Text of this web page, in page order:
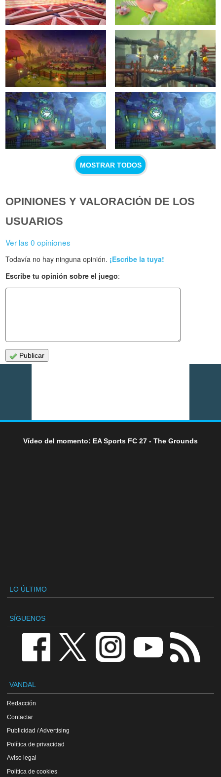
MOSTRAR TODOS
OPINIONES Y VALORACIÓN DE LOS
USUARIOS
Ver las 0 opiniones
Todavía no hay ninguna opinión. ¡Escribe la tuya!
Escribe tu opinión sobre el juego:
Publicar
Vídeo del momento: EA Sports FC 27 - The Grounds
LO ÚLTIMO
SÍGUENOS
VANDAL
Redacción
Contactar
Publicidad / Advertising
Política de privacidad
Aviso legal
Política de cookies